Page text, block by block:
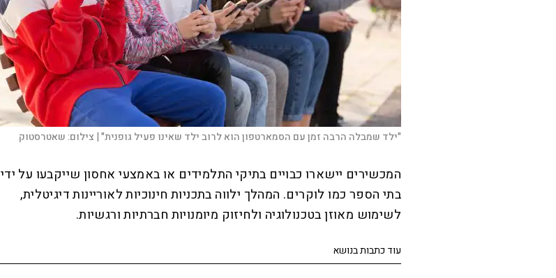
"ילד שמבלה הרבה זמן עם הסמארטפון הוא לרוב ילד שאינו פעיל גופנית" | צילום:שאטרסטוק
המכשירים יישארו כבויים בתיקי התלמידים או באמצעי אחסון שייקבעו על ידי
בתי הספר כמו לוקרים. המהלך ילווה בתכניות חינוכיות לאוריינות דיגיטלית,
לשימוש מאוזן בטכנולוגיה ולחיזוק מיומנויות חברתיות ורגשיות.
עוד כתבות בנושא